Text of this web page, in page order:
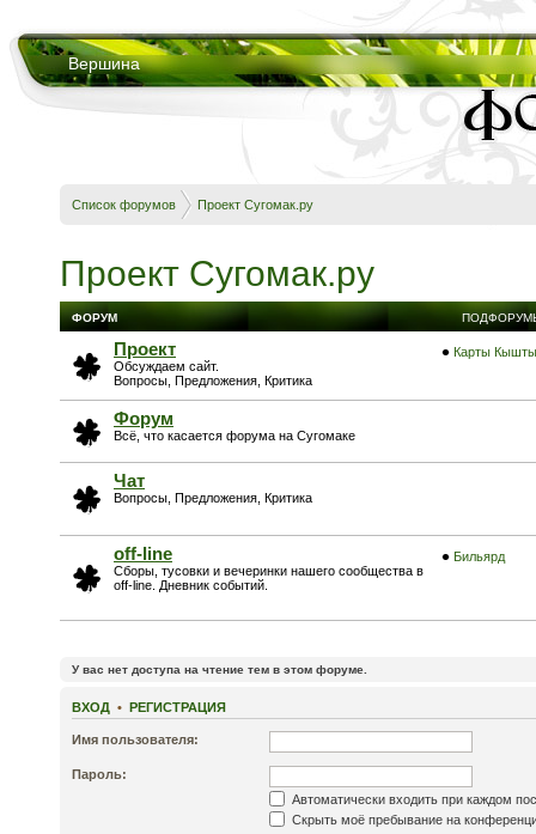
Вершина
Список форумов Проект Сугомак.ру
Проект Сугомак.ру
ФОРУМ
Проект
Обсуждаем сайт.
Вопросы, Предложения, Критика
Карты
Форум
Всё, что касается форума на Сугомаке
Чат
Вопросы, Предложения, Критика
off-line
Сборы, тусовки и вечеринки нашего сообщества в
off-line. Дневник событий.
Бильярд
У вас нет доступа на чтение тем в этом форуме.
ВХОД • РЕГИСТРАЦИЯ
Имя пользователя:
Пароль:
Автоматически входить при каждом
Скрыть моё пребывание на